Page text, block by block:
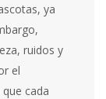
ya
ruidos y
el
cada